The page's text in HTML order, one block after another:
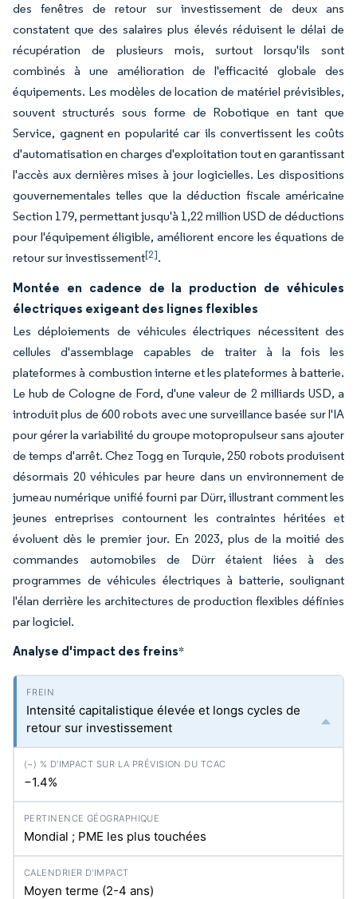
des fenêtres de retour sur investissement de deux ans
constatent que des salaires plus élevés réduisent le délai de
récupération de plusieurs mois, surtout lorsqu'ils sont
combinés à une amélioration de l'efficacité globale des
équipements. Les modèles de location de matériel prévisibles,
souvent structurés sous forme de Robotique en tant que
Service, gagnent en popularité car ils convertissent les coûts
d'automatisation en charges d'exploitation tout en garantissant
l'accès aux dernières mises à jour logicielles. Les dispositions
gouvernementales telles que la déduction fiscale américaine
Section 179, permettant jusqu'à 1,22 million USD de déductions
pour l'équipement éligible, améliorent encore les équations de
retour sur investissement[2].
Montée en cadence de la production de véhicules
électriques exigeant des lignes flexibles
Les déploiements de véhicules électriques nécessitent des
cellules d'assemblage capables de traiter à la fois les
plateformes à combustion interne et les plateformes à batterie.
Le hub de Cologne de Ford, d'une valeur de 2 milliards USD, a
introduit plus de 600 robots avec une surveillance basée sur l'IA
pour gérer la variabilité du groupe motopropulseur sans ajouter
de temps d'arrêt. Chez Togg en Turquie, 250 robots produisent
désormais 20 véhicules par heure dans un environnement de
jumeau numérique unifié fourni par Dürr, illustrant comment les
jeunes entreprises contournent les contraintes héritées et
évoluent dès le premier jour. En 2023, plus de la moitié des
commandes automobiles de Dürr étaient liées à des
programmes de véhicules électriques à batterie, soulignant
l'élan derrière les architectures de production flexibles définies
par logiciel.
Analyse d'impact des freins*
Intensité capitalistique élevée et longs cycles de
retour sur investissement
−1.4%
Mondial ; PME les plus touchées
Moyen terme (2-4 ans)